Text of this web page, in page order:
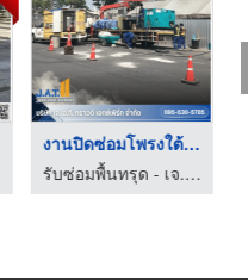
งานปิดซ่อมโพรงใต้พื้ ...
รับซ่อมพื้นทรุด - เจ.เอ.ที. กราวด์ เอกซ์เพิร์ท